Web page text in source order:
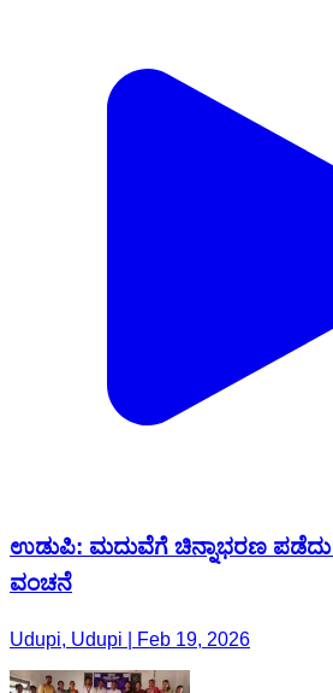
ಉಡುಪಿ: ಮದುವೆಗೆ ಚಿನ್ನಾಭರಣ
ವಂಚನೆ
Udupi, Udupi | Feb 19, 2026